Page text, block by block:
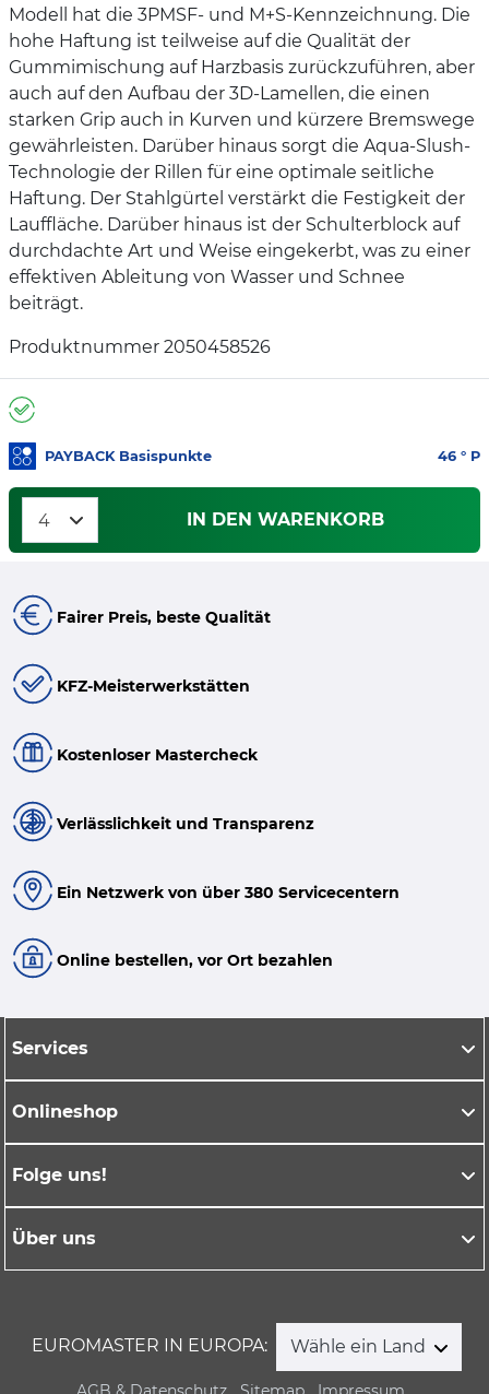
Modell hat die 3PMSF- und M+S-Kennzeichnung. Die
hohe Haftung ist teilweise auf die Qualität der
Gummimischung auf Harzbasis zurückzuführen, aber
auch auf den Aufbau der 3D-Lamellen, die einen
starken Grip auch in Kurven und kürzere Bremswege
gewährleisten. Darüber hinaus sorgt die Aqua-Slush-
Technologie der Rillen für eine optimale seitliche
Haftung. Der Stahlgürtel verstärkt die Festigkeit der
Lauffläche. Darüber hinaus ist der Schulterblock auf
durchdachte Art und Weise eingekerbt, was zu einer
effektiven Ableitung von Wasser und Schnee
beiträgt.
Produktnummer 2050458526
PAYBACK Basispunkte 46 ° P
IN DEN WARENKORB
Fairer Preis, beste Qualität
KFZ-Meisterwerkstätten
Kostenloser Mastercheck
Verlässlichkeit und Transparenz
Ein Netzwerk von über 380 Servicecentern
Online bestellen, vor Ort bezahlen
Services
Onlineshop
Folge uns!
Über uns
EUROMASTER IN EUROPA: Wähle ein Land